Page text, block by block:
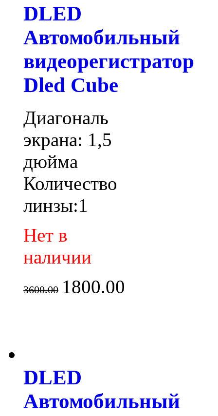
DLED
Автомобильный
видеорегистратор
Dled Cube
Диагональ
экрана: 1,5
дюйма
Количество
линзы:1
Нет в
наличии
3600.00 1800.00
DLED
Автомобильный